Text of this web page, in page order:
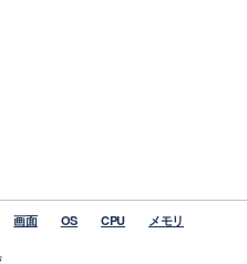
画面 OS CPU メモリ